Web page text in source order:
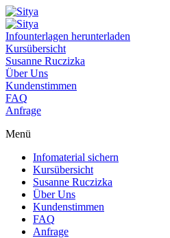
Infounterlagen herunterladen
Kursübersicht
Susanne Ruczizka
Über Uns
Kundenstimmen
FAQ
Anfrage
Menü
Infomaterial sichern
Kursübersicht
Susanne Ruczizka
Über Uns
Kundenstimmen
FAQ
Anfrage